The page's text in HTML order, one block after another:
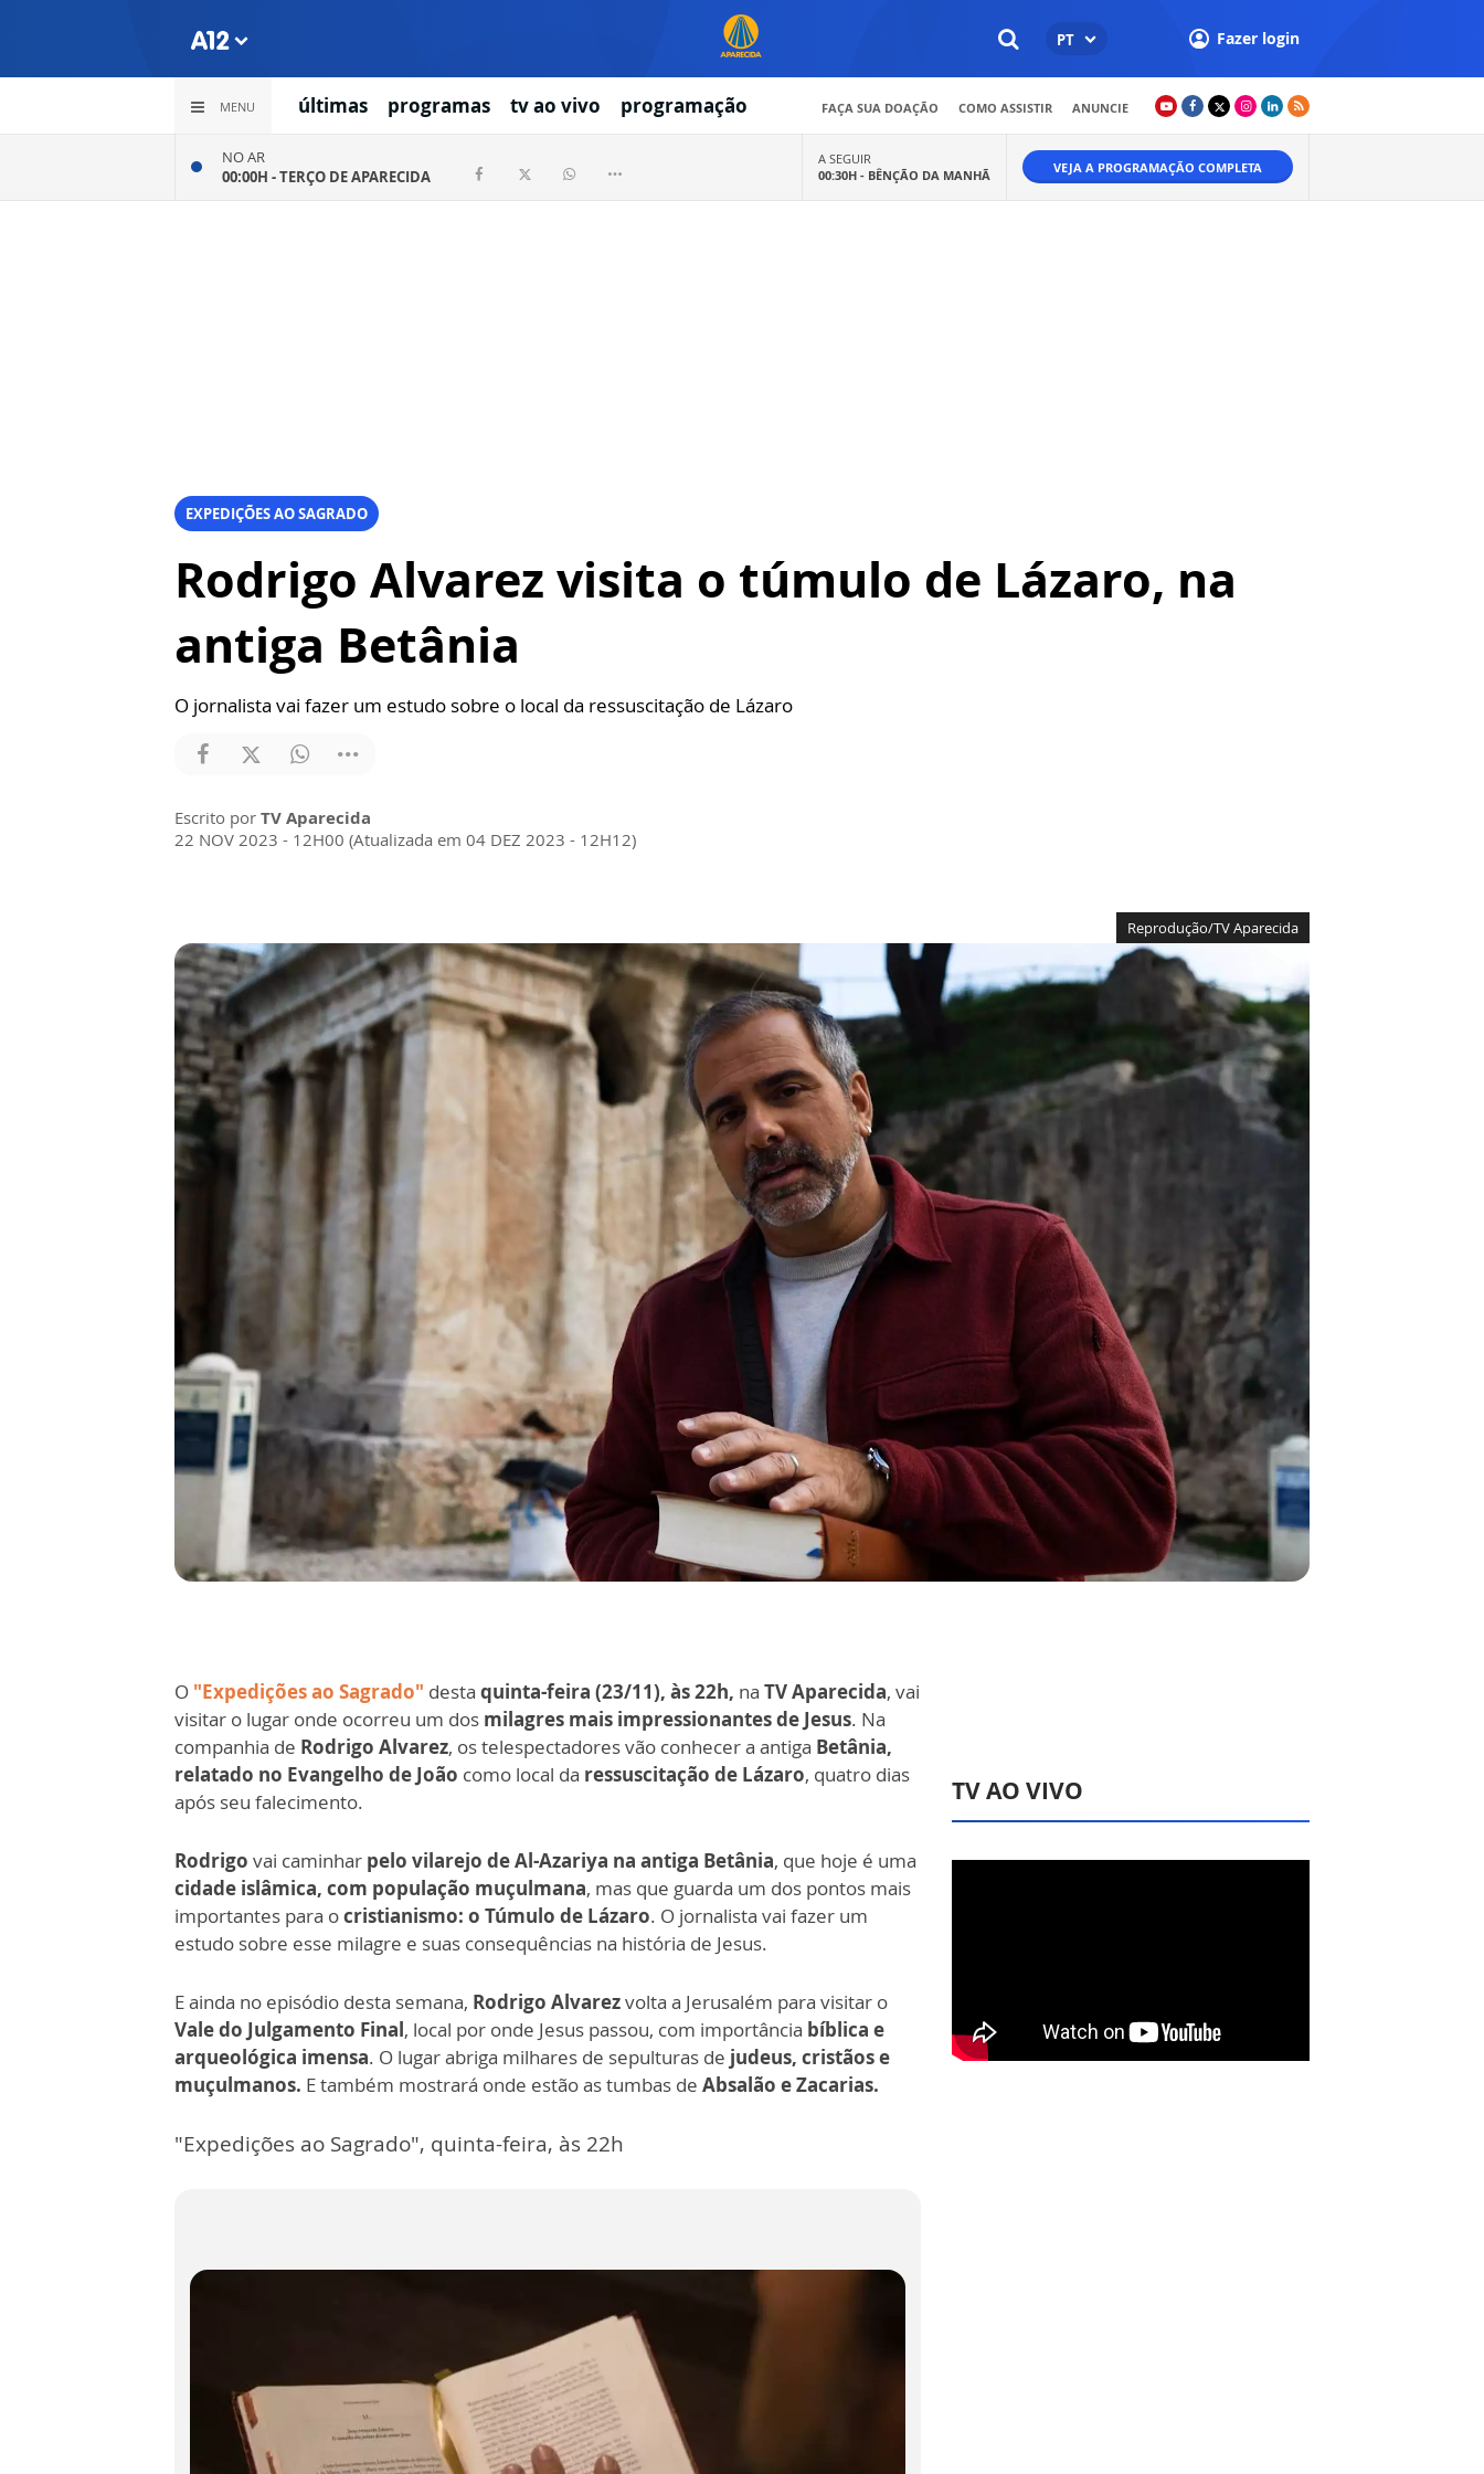
PT Fazer login
MENU últimas programas tv ao vivo programação FAÇA SUA DOAÇÃO COMO ASSISTIR ANUNCIE
NO AR
00:00H -TERÇO DE APARECIDA
A SEGUIR
00:30H - BÊNÇÃO DA MANHÃ VEJA A PROGRAMAÇÃO COMPLETA
EXPEDIÇÕES AO SAGRADO
Rodrigo Alvarez visita o túmulo de Lázaro, na
antiga Betânia
O jornalista vai fazer um estudo sobre o local da ressuscitação de Lázaro
Escrito por TV Aparecida
22 NOV 2023 - 12H00 (Atualizada em 04 DEZ 2023 - 12H12)
Reprodução/TV Aparecida
O "Expedições ao Sagrado" desta quinta-feira (23/11), às 22h, na TV Aparecida, vai
visitar o lugar onde ocorreu um dos milagres mais impressionantes de Jesus. Na
companhia de Rodrigo Alvarez, os telespectadores vão conhecer a antiga Betânia,
relatado no Evangelho de João como local da ressuscitação de Lázaro, quatro dias
após seu falecimento.
Rodrigo vai caminhar pelo vilarejo de Al-Azariya na antiga Betânia, que hoje é uma
cidade islâmica, com população muçulmana, mas que guarda um dos pontos mais
importantes para ocristianismo: o Túmulo de Lázaro. O jornalista vai fazer um
estudo sobre esse milagre e suas consequências na história de Jesus.
E ainda no episódio desta semana, Rodrigo Alvarezvolta a Jerusalém para visitar o
Vale do Julgamento Final, local por onde Jesus passou, com importância bíblica e
arqueológica imensa. O lugar abriga milhares de sepulturas de judeus, cristãos e
muçulmanos. E também mostrará onde estão as tumbas de Absalão e Zacarias.
"Expedições ao Sagrado", quinta-feira, às 22h
TV AO VIVO